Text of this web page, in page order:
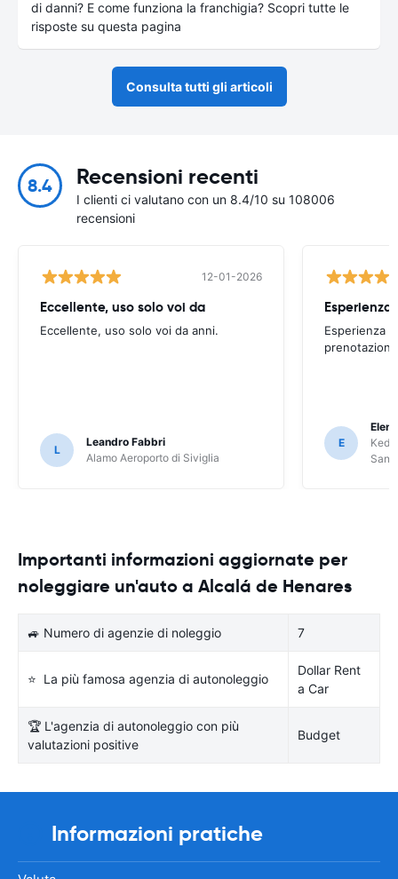
di danni? E come funziona la franchigia? Scopri tutte le
risposte su questa pagina
Consulta tutti gli articoli
8.4 Recensioni recenti
I clienti ci valutano con un 8.4/10 su 108006
recensioni
12-01-2026
Eccellente, uso solo voi da
Eccellente, uso solo voi da anni.
L
Leandro Fabbri
Alamo Aeroporto di Siviglia
Esperienza
E
Importanti informazioni aggiornate per
noleggiare un'auto a Alcalá de Henares
🚙 Numero di agenzie di noleggio 7
⭐ La più famosa agenzia di autonoleggio
Dollar Rent
a Car
🏆 L'agenzia di autonoleggio con più
valutazioni positive
Budget
Informazioni pratiche